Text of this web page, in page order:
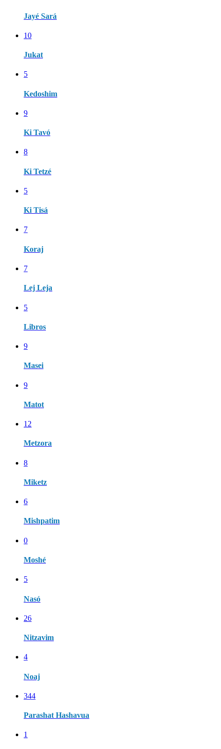
Jayé Sará
10
Jukat
5
Kedoshim
9
Ki Tavó
8
Ki Tetzé
5
Ki Tisá
7
Koraj
7
Lej Leja
5
Libros
9
Masei
9
Matot
12
Metzora
8
Miketz
6
Mishpatim
0
Moshé
5
Nasó
26
Nitzavim
4
Noaj
344
Parashat Hashavua
1